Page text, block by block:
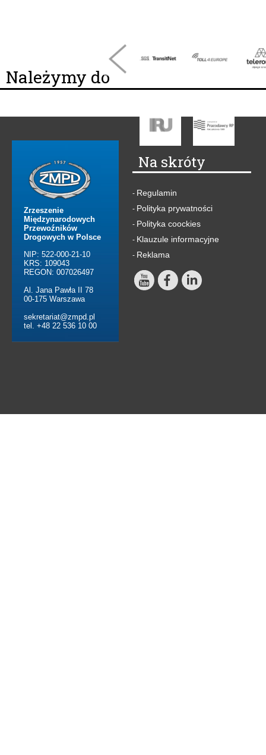
Należymy do
Zrzeszenie
Międzynarodowych
Przewoźników
Drogowych w Polsce
NIP: 522-000-21-10
KRS: 109043
REGON: 007026497
Al. Jana Pawła II 78
00-175 Warszawa
sekretariat@zmpd.pl
tel. +48 22 536 10 00
Na skróty
- Regulamin
- Polityka prywatności
- Polityka coockies
- Klauzule informacyjne
- Reklama